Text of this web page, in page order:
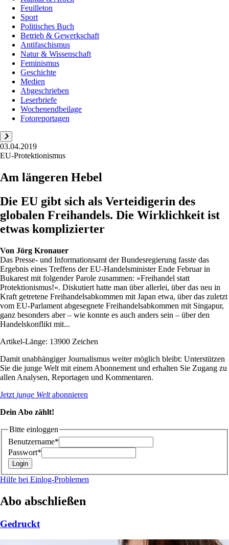
Feuilleton
Sport
Politisches Buch
Betrieb & Gewerkschaft
Antifaschismus
Natur & Wissenschaft
Feminismus
Geschichte
Medien
Abgeschrieben
Leserbriefe
Wochenendbeilage
Fotoreportagen
03.04.2019
EU-Protektionismus
Am längeren Hebel
Die EU gibt sich als Verteidigerin des
globalen Freihandels. Die Wirklichkeit ist
etwas komplizierter
Von Jörg Kronauer
Das Presse- und Informationsamt der Bundesregierung fasste das
Ergebnis eines Treffens der EU-Handelsminister Ende Februar in
Bukarest mit folgender Parole zusammen: »Freihandel statt
Protektionismus!«. Diskutiert hatte man über allerlei, über das neu in
Kraft getretene Freihandelsabkommen mit Japan etwa, über das zuletzt
vom EU-Parlament abgesegnete Freihandelsabkommen mit Singapur,
ganz besonders aber – wie konnte es auch anders sein – über den
Handelskonflikt mit...
Artikel-Länge: 13900 Zeichen
Damit unabhängiger Journalismus weiter möglich bleibt: Unterstützen
Sie die junge Welt mit einem Abonnement und erhalten Sie Zugang zu
allen Analysen, Reportagen und Kommentaren.
Jetzt junge Weltabonnieren
Dein Abo zählt!
Bitte einloggen
Benutzername*
Passwort*
Hilfe bei Einlog-Problemen
Abo abschließen
Gedruckt